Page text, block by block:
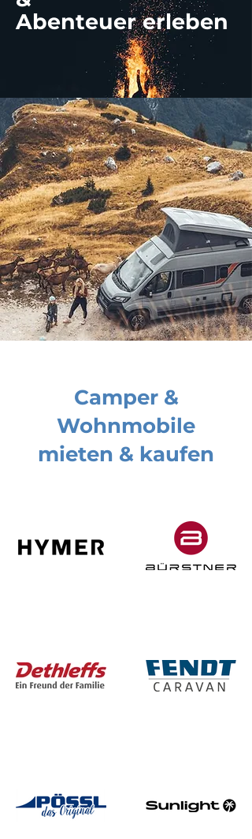
Abenteuer erleben
Camper &
Wohnmobile
mieten & kaufen